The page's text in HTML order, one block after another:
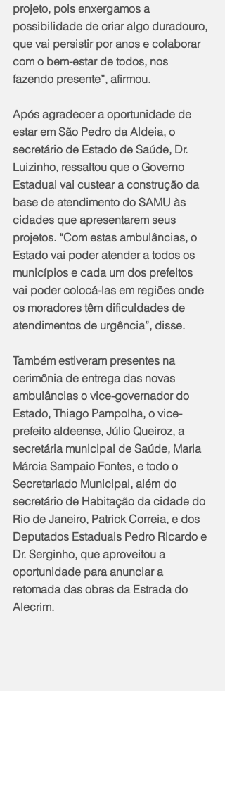
projeto, pois enxergamos a
possibilidade de criar algo duradouro,
que vai persistir por anos e colaborar
com o bem-estar de todos, nos
fazendo presente”, afirmou.
Após agradecer a oportunidade de
estar em São Pedro da Aldeia, o
secretário de Estado de Saúde, Dr.
Luizinho, ressaltou que o Governo
Estadual vai custear a construção da
base de atendimento do SAMU às
cidades que apresentarem seus
projetos. “Com estas ambulâncias, o
Estado vai poder atender a todos os
municípios e cada um dos prefeitos
vai poder colocá-las em regiões onde
os moradores têm dificuldades de
atendimentos de urgência”, disse.
Também estiveram presentes na
cerimônia de entrega das novas
ambulâncias o vice-governador do
Estado, Thiago Pampolha, o vice-
prefeito aldeense, Júlio Queiroz, a
secretária municipal de Saúde, Maria
Márcia Sampaio Fontes, e todo o
Secretariado Municipal, além do
secretário de Habitação da cidade do
Rio de Janeiro, Patrick Correia, e dos
Deputados Estaduais Pedro Ricardo e
Dr. Serginho, que aproveitou a
oportunidade para anunciar a
retomada das obras da Estrada do
Alecrim.